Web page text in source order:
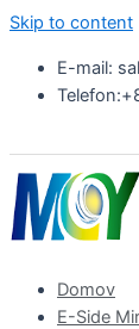
Skip to content
E-mail:
Domov
E-Side